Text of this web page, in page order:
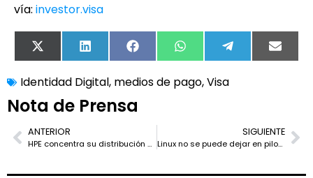
vía: investor.visa
X
(Twitter)
LinkedIn FacebookWhatsApp TelegramEmail
Identidad Digital, medios de pago,Visa
Nota de Prensa
ANTERIOR
HPE concentra su distribución global en Ingram Micro y TD SYNNEX
SIGUIENTE
Linux no se puede dejar en piloto automático: Copy Fail, Dirty Frag y ssh-keysign-pwn lo demuestran